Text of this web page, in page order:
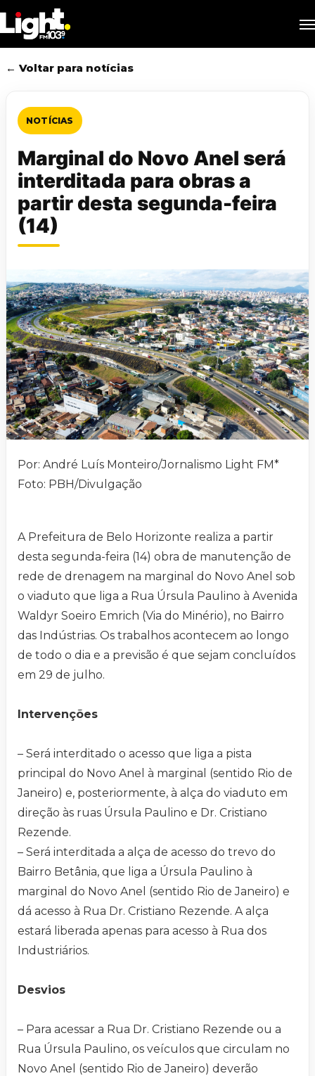
to
main
content
← Voltar para notícias
NOTÍCIAS
Marginal do Novo Anel será
interditada para obras a
partir desta segunda-feira
(14)
Por: André Luís Monteiro/Jornalismo Light FM*
Foto: PBH/Divulgação
A Prefeitura de Belo Horizonte realiza a partir
desta segunda-feira (14) obra de manutenção de
rede de drenagem na marginal do Novo Anel sob
o viaduto que liga a Rua Úrsula Paulino à Avenida
Waldyr Soeiro Emrich (Via do Minério), no Bairro
das Indústrias. Os trabalhos acontecem ao longo
de todo o dia e a previsão é que sejam concluídos
em 29 de julho.
Intervenções
– Será interditado o acesso que liga a pista
principal do Novo Anel à marginal (sentido Rio de
Janeiro) e, posteriormente, à alça do viaduto em
direção às ruas Úrsula Paulino e Dr. Cristiano
Rezende.
– Será interditada a alça de acesso do trevo do
Bairro Betânia, que liga a Úrsula Paulino à
marginal do Novo Anel (sentido Rio de Janeiro) e
dá acesso à Rua Dr. Cristiano Rezende. A alça
estará liberada apenas para acesso à Rua dos
Industriários.
Desvios
– Para acessar a Rua Dr. Cristiano Rezende ou a
Rua Úrsula Paulino, os veículos que circulam no
Novo Anel (sentido Rio de Janeiro) deverão